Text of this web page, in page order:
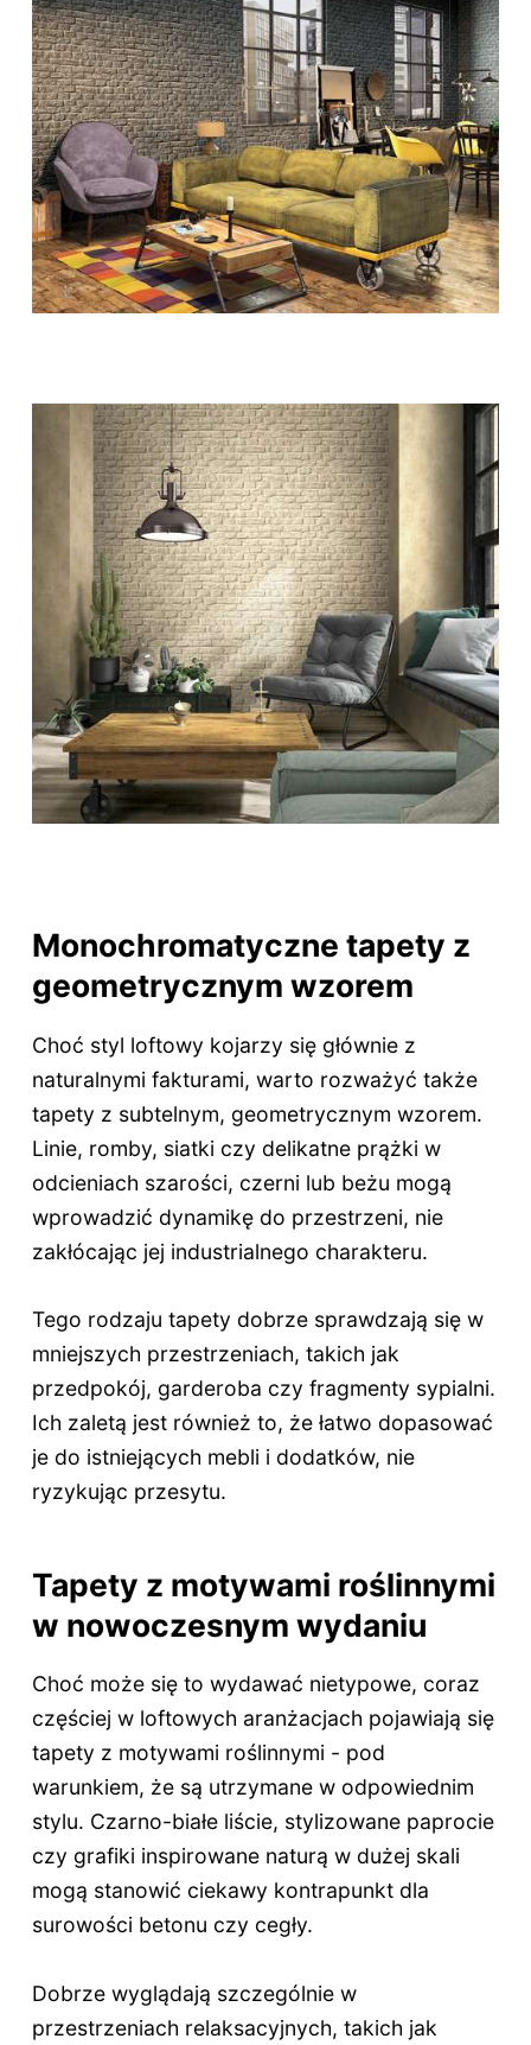
Monochromatyczne tapety z
geometrycznym wzorem
Choć styl loftowy kojarzy się głównie z
naturalnymi fakturami, warto rozważyć także
tapety z subtelnym, geometrycznym wzorem.
Linie, romby, siatki czy delikatne prążki w
odcieniach szarości, czerni lub beżu mogą
wprowadzić dynamikę do przestrzeni, nie
zakłócając jej industrialnego charakteru.
Tego rodzaju tapety dobrze sprawdzają się w
mniejszych przestrzeniach, takich jak
przedpokój, garderoba czy fragmenty sypialni.
Ich zaletą jest również to, że łatwo dopasować
je do istniejących mebli i dodatków, nie
ryzykując przesytu.
Tapety z motywami roślinnymi
w nowoczesnym wydaniu
Choć może się to wydawać nietypowe, coraz
częściej w loftowych aranżacjach pojawiają się
tapety z motywami roślinnymi - pod
warunkiem, że są utrzymane w odpowiednim
stylu. Czarno-białe liście, stylizowane paprocie
czy grafiki inspirowane naturą w dużej skali
mogą stanowić ciekawy kontrapunkt dla
surowości betonu czy cegły.
Dobrze wyglądają szczególnie w
przestrzeniach relaksacyjnych, takich jak